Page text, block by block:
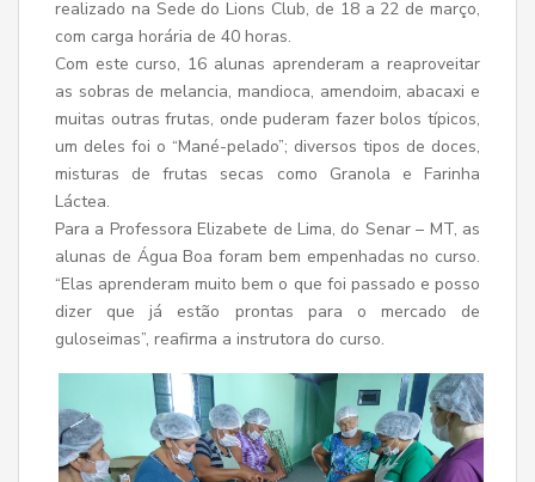
realizado na Sede do Lions Club, de 18 a 22 de março,
com carga horária de 40 horas.
Com este curso, 16 alunas aprenderam a reaproveitar
as sobras de melancia, mandioca, amendoim, abacaxi e
muitas outras frutas, onde puderam fazer bolos típicos,
um deles foi o “Mané-pelado”; diversos tipos de doces,
misturas de frutas secas como Granola e Farinha
Láctea.
Para a Professora Elizabete de Lima, do Senar – MT, as
alunas de Água Boa foram bem empenhadas no curso.
“Elas aprenderam muito bem o que foi passado e posso
dizer que já estão prontas para o mercado de
guloseimas”, reafirma a instrutora do curso.